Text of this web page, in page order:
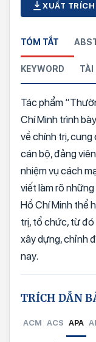
XUẤT TRÍCH
TÓM TẮT
KEYWORD TÀI
Tác phẩm
Chí Minh trình
về chính trị,
cán bộ, đảng
nhiệm vụ cách
viết làm rõ
Hồ Chí Minh thể
trị, tổ chức, từ đó
xây dựng, chỉnh
nay.
TRÍCH DẪN
ACM ACS APA